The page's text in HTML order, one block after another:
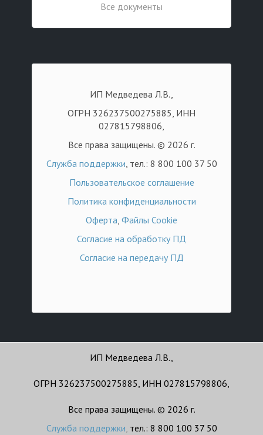
Все документы
ИП Медведева Л.В.,
ОГРН 326237500275885, ИНН
027815798806,
Все права защищены. © 2026 г.
Служба поддержки, тел.: 8 800 100 37 50
Пользовательское соглашение
Политика конфиденциальности
Оферта, Файлы Cookie
Согласие на обработку ПД
Согласие на передачу ПД
ИП Медведева Л.В.,
ОГРН 326237500275885, ИНН 027815798806,
Все права защищены. © 2026 г.
Служба поддержки, тел.: 8 800 100 37 50